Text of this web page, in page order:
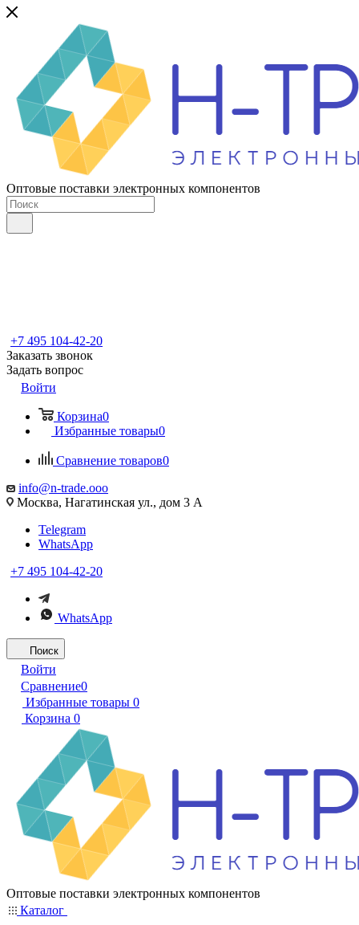
Оптовые поставки электронных компонентов
+7 495 104-42-20
Заказать звонок
Задать вопрос
Войти
Корзина0
Избранные товары0
Сравнение товаров0
info@n-trade.ooo
Москва, Нагатинская ул., дом 3 А
Telegram
WhatsApp
+7 495 104-42-20
WhatsApp
Поиск
Войти
Сравнение0
Избранные товары 0
Корзина 0
Оптовые поставки электронных компонентов
Каталог